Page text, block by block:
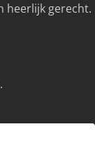
heerlijk gerecht.